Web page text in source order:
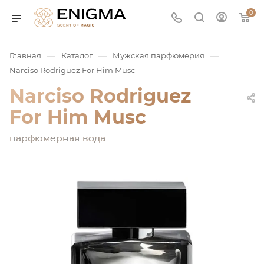
0
Главная — Каталог — Мужская парфюмерия —
Narciso Rodriguez For Him Musc
Narciso Rodriguez
For Him Musc
парфюмерная вода